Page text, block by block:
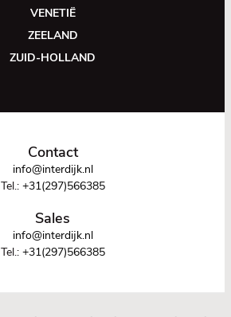
VENETIË
ZEELAND
ZUID-HOLLAND
Contact
info@interdijk.nl
Tel.: +31(297)566385
Sales
info@interdijk.nl
Tel.: +31(297)566385